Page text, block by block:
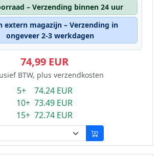
– Verzending binnen 24 uur
extern magazijn – Verzending in
ongeveer 2-3 werkdagen
74,99 EUR
BTW, plus verzendkosten
5+ 74.24 EUR
10+ 73.49 EUR
15+ 72.74 EUR